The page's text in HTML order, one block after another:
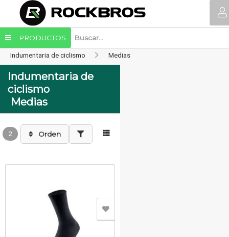
PRODUCTOS
Indumentaria de ciclismo Medias
Indumentaria de
ciclismo
Medias
2 Orden